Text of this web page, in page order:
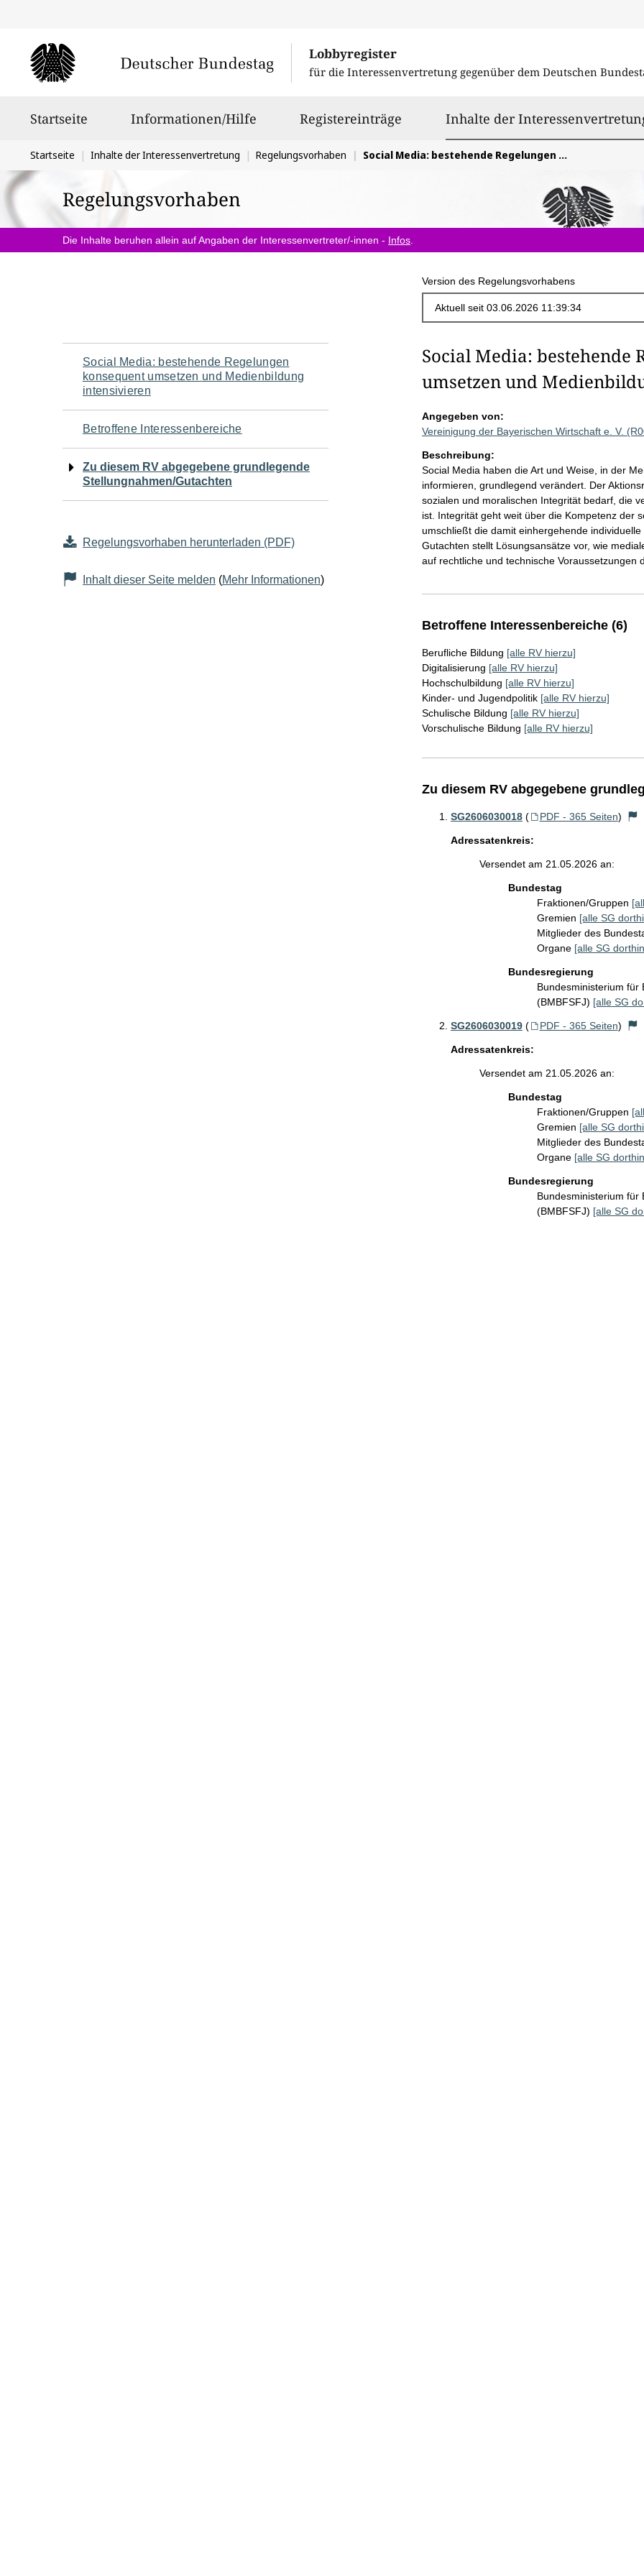
Lobbyregister
für die Interessenvertretung gegenüber dem Deutschen
Startseite Informationen/Hilfe Registereinträge Inhalte der
Sie
befinden
sich
hier:
Startseite Inhalte der Interessenvertretung Regelungsvorhaben Social Media: bestehende Regelungen konsequent umsetzen und Medienbildung intensivieren
Regelungsvorhaben
Die Inhalte beruhen allein auf Angaben der Interessenvertreter/-innen - Infos
Version des Regelungsvorhabens
Navigation
für
den
Seiteninhalt
Social Media: bestehende Regelungen
konsequent umsetzen und Medienbildung
intensivieren
Betroffene Interessenbereiche
Zu diesem RV abgegebene grundlegende
Stellungnahmen/Gutachten
Regelungsvorhaben herunterladen (PDF)
Inhalt dieser Seite melden (Mehr Informationen)
Social Media: bestehende
umsetzen und
Angegeben von:
Vereinigung der Bayerischen Wirtschaft e. V.
Beschreibung:
Social Media haben die Art und Weise, in der
informieren, grundlegend verändert. Der
sozialen und moralischen Integrität bedarf, die
ist. Integrität geht weit über die Kompetenz der
umschließt die damit einhergehende
Gutachten stellt Lösungsansätze vor, wie
auf rechtliche und technische Voraussetzungen
Betroffene Interessenbereiche (6)
Berufliche Bildung [alle RV hierzu]
Digitalisierung [alle RV hierzu]
Hochschulbildung [alle RV hierzu]
Kinder- und Jugendpolitik [alle RV hierzu]
Schulische Bildung [alle RV hierzu]
Vorschulische Bildung [alle RV hierzu]
Zu diesem RV abgegebene
SG2606030018 ( PDF - 365 Seiten)
Adressatenkreis:
Versendet am 21.05.2026 an:
Bundestag
Fraktionen/Gruppen
Gremien [alle SG
Mitglieder des
Organe [alle SG
Bundesregierung
Bundesministerium für
(BMBFSFJ) [alle SG
SG2606030019 ( PDF - 365 Seiten)
Adressatenkreis:
Versendet am 21.05.2026 an:
Bundestag
Fraktionen/Gruppen
Gremien [alle SG
Mitglieder des
Organe [alle SG
Bundesregierung
Bundesministerium für
(BMBFSFJ) [alle SG